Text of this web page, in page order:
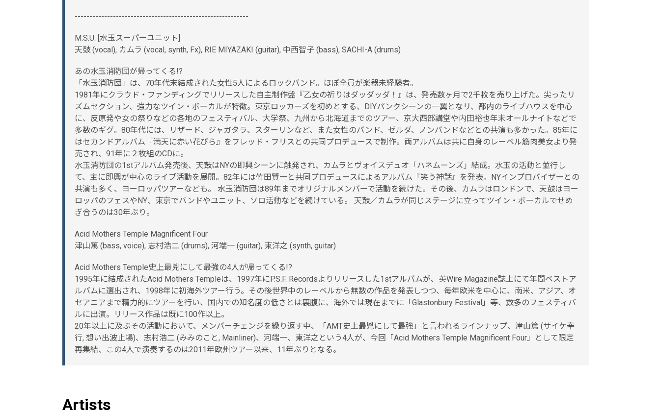
-----------------------------------------------------------
M.S.U. [水玉スーパーユニット]
天鼓 (vocal), カムラ (vocal, synth, Fx), RIE MIYAZAKI (guitar), 中西智子 (bass), SACHI-A (drums)
あの水玉消防団が帰ってくる!?
「水玉消防団」は、70年代末結成された女性5人によるロックバンド。ほぼ全員が楽器未経験者。
1981年にクラウド・ファンディングでリリースした自主制作盤『乙女の祈りはダッダッダ！』は、発売数ヶ月で2千枚を売り上げた。尖ったリ
ズムセクション、強力なツイン・ボーカルが特徴。東京ロッカーズを初めとする、DIYパンクシーンの一翼となリ、都内のライブハウスを中心
に、反原発や女の祭りなどの各地のフェスティバル、大学祭、九州から北海道までのツアー、京大西部講堂や内田裕也年末オールナイトなどで
多数のギグ。80年代には、リザード、ジャガタラ、スターリンなど、また女性のバンド、ゼルダ、ノンバンドなどとの共演も多かった。85年に
はセカンドアルバム『満天に赤い花びら』をフレッド・フリスとの共同プロデュースで制作。両アルバムは共に自身のレーベル筋肉美女より発
売され、91年に２枚組のCDに。
水玉消防団の1stアルバム発売後、天鼓はNYの即興シーンに触発され、カムラとヴォイスデュオ「ハネムーンズ」結成。水玉の活動と並行し
て、主に即興が中心のライブ活動を展開。82年には竹田賢一と共同プロデュースによるアルバム『笑う神話』を発表。NYインプロバイザーとの
共演も多く、ヨーロッパツアーなども。 水玉消防団は89年までオリジナルメンバーで活動を続けた。その後、カムラはロンドンで、天鼓はヨー
ロッパのフェスやNY、東京でバンドやユニット、ソロ活動などを続けている。 天鼓／カムラが同じステージに立ってツイン・ボーカルでせめ
ぎ合うのは30年ぶり。
Acid Mothers Temple Magnificent Four
津山篤 (bass, voice), 志村浩二 (drums), 河端一 (guitar), 東洋之 (synth, guitar)
Acid Mothers Temple史上最兇にして最強の4人が帰ってくる!?
1995年に結成されたAcid Mothers Templeは、1997年にP.S.F. Recordsよりリリースした1stアルバムが、英Wire Magazine誌上にて年間ベストア
ルバムに選出され、1998年に初海外ツアー行う。その後世界中のレーベルから無数の作品を発表しつつ、毎年欧米を中心に、南米、アジア、オ
セアニアまで精力的にツアーを行い、国内での知名度の低さとは裏腹に、海外では現在までに「Glastonbury Festival」等、数多のフェスティバ
ルに出演。リリース作品は既に100作以上。
20年以上に及ぶその活動において、メンバーチェンジを繰り返す中、「AMT史上最兇にして最強」と言われるラインナップ、津山篤 (サイケ奉
行, 想い出波止場)、志村浩二 (みみのこと, Mainliner)、河端一、東洋之という4人が、今回「Acid Mothers Temple Magnificent Four」として限定
再集結、この4人で演奏するのは2011年欧州ツアー以来、11年ぶりとなる。
Artists